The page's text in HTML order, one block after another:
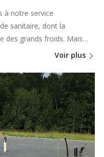
à notre service
sanitaire, dont la
des grands froids. Mais…
Voir plus